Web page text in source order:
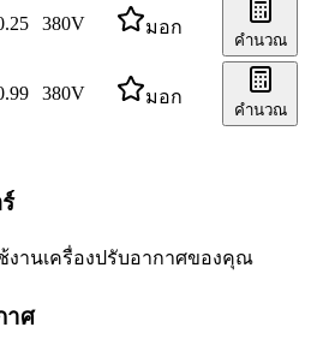
380V มอก
คำนวณ
380V มอก
คำนวณ
านเครื่องปรับอากาศของคุณ
าศ